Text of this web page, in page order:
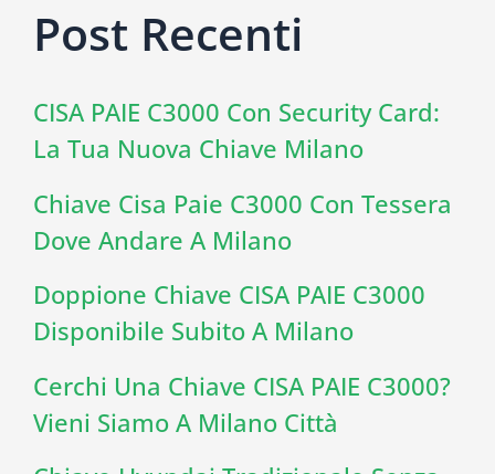
Post Recenti
CISA PAIE C3000 Con Security Card:
La Tua Nuova Chiave Milano
Chiave Cisa Paie C3000 Con Tessera
Dove Andare A Milano
Doppione Chiave CISA PAIE C3000
Disponibile Subito A Milano
Cerchi Una Chiave CISA PAIE C3000?
Vieni Siamo A Milano Città